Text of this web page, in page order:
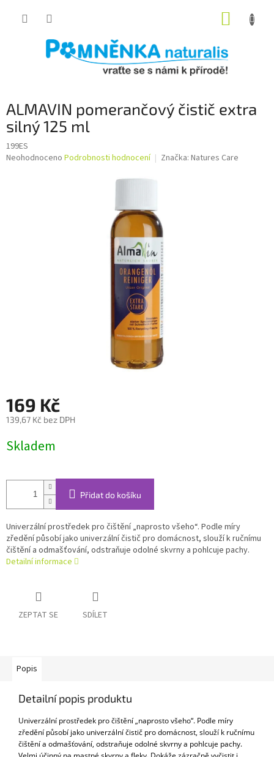
ALMAVIN pomerančový čistič extra
silný 125 ml
199ES
Průměrné
Neohodnoceno Podrobnosti hodnocení Značka: Natures Care
169 Kč
139,67 Kč bez DPH
cena:
Skladem
Přidat do košíku
Univerzální prostředek pro čištění „naprosto všeho“. Podle míry
zředění působí jako univerzální čistič pro domácnost, slouží k ručnímu
čištění a odmašťování, odstraňuje odolné skvrny a pohlcuje pachy.
Detailní informace
ZEPTAT SE SDÍLET
Popis
Detailní popis produktu
Univerzální prostředek pro čištění „naprosto všeho“. Podle míry
zředění působí jako univerzální čistič pro domácnost, slouží k ručnímu
čištění a odmašťování, odstraňuje odolné skvrny a pohlcuje pachy.